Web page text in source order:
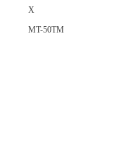
X
MT-50TM